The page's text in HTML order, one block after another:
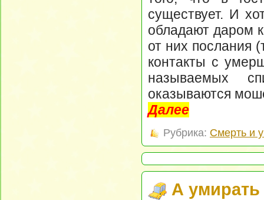
существует. И
обладают даром
от них послания
контакты с
называемых
оказываются
Далее
Рубрика: Смерть и
А